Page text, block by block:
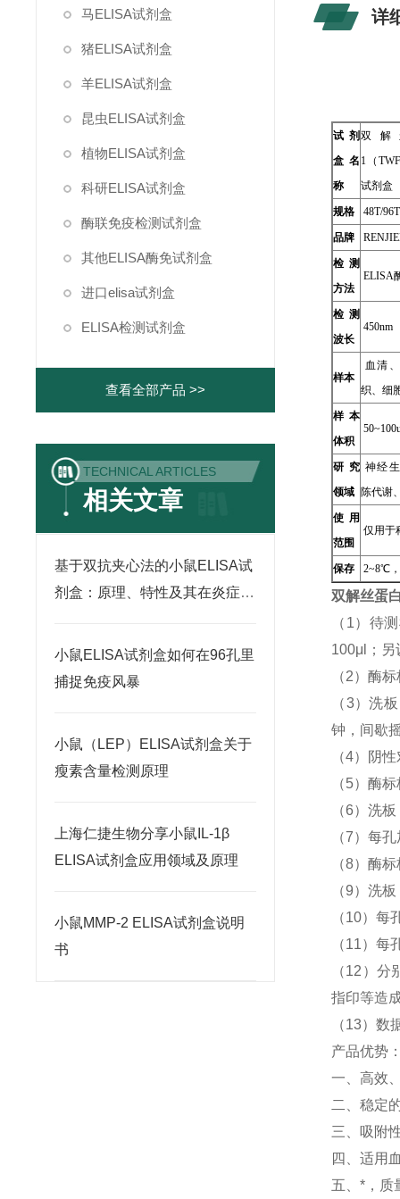
马ELISA试剂盒
猪ELISA试剂盒
羊ELISA试剂盒
昆虫ELISA试剂盒
植物ELISA试剂盒
科研ELISA试剂盒
酶联免疫检测试剂盒
其他ELISA酶免试剂盒
进口elisa试剂盒
ELISA检测试剂盒
查看全部产品 >>
TECHNICAL ARTICLES
相关文章
基于双抗夹心法的小鼠ELISA试
剂盒：原理、特性及其在炎症因
小鼠ELISA试剂盒如何在96孔里
捕捉免疫风暴
小鼠（LEP）ELISA试剂盒关于
瘦素含量检测原理
上海仁捷生物分享小鼠IL-1β
ELISA试剂盒应用领域及原理
小鼠MMP-2 ELISA试剂盒说明
书
详
试剂
盒名
称
双解
1（
试剂盒
规格 48T/96T
品牌
检测
方法
ELISA
检测
波长
450nm
样本
血清
织、细
样本
体积
研究
领域
神经
陈代谢
使用
范围
仅用于
保存 2~8℃
双解丝蛋
（1）待
100μl；
（2）酶
（3）洗
钟，间歇
（4）阴
（5）酶
（6）洗
（7）每
（8）酶
（9）洗
（10）
（11）
（12）
指印等造
（13）
产品优势
一、高效
二、稳定
三、吸附
四、适用
五、*，质